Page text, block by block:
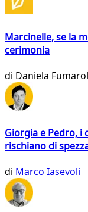
Marcinelle, se la
cerimonia
di Daniela
Giorgia e Pedro, i
rischiano di
di Marco Iasevoli